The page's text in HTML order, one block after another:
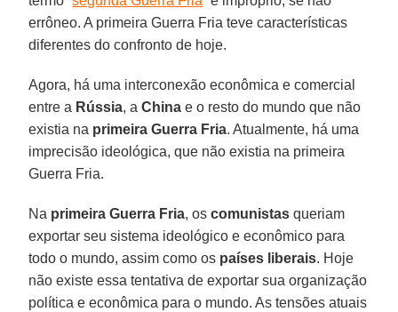
errôneo. A primeira Guerra Fria teve características
diferentes do confronto de hoje.
Agora, há uma interconexão econômica e comercial
entre a Rússia, aChina e o resto do mundo que não
existia na primeira Guerra Fria. Atualmente, há uma
imprecisão ideológica, que não existia na primeira
Guerra Fria.
Na primeira Guerra Fria, oscomunistas queriam
exportar seu sistema ideológico e econômico para
todo o mundo, assim como os países liberais. Hoje
não existe essa tentativa de exportar sua organização
política e econômica para o mundo. As tensões atuais